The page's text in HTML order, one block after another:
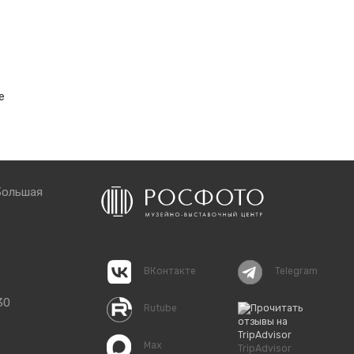
ВКонтакте
Rutube
Max
Telegram
TripAdvisor